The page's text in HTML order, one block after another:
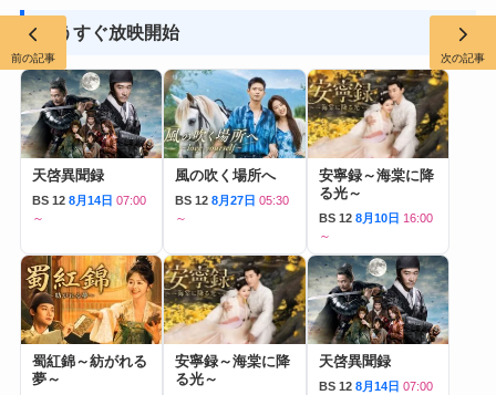
もうすぐ放映開始
天啓異聞録
BS 12 8月14日 07:00
～
風の吹く場所へ
BS 12 8月27日 05:30
～
安寧録～海棠に降
る光～
BS 12 8月10日 16:00
～
蜀紅錦～紡がれる
夢～
安寧録～海棠に降
る光～
天啓異聞録
BS 12 8月14日 07:00
前の記事 次の記事